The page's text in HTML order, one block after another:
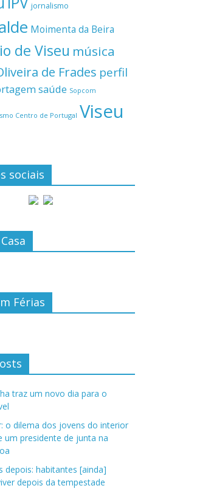
jornalismo
Moimenta da Beira
de Viseu música
de Frades perfil
saúde Sopcom
Centro de Portugal Viseu
sociais
Férias
traz um novo dia para o
o dilema dos jovens do interior
um presidente de junta na
depois: habitantes [ainda]
depois da tempestade